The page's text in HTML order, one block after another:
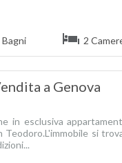
Bagni 2
a Genova
in esclusiva
si